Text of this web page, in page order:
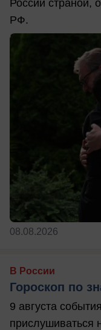
России страной,
РФ.
08.08.2026
В России
Гороскоп по
9 августа
прислушиваться